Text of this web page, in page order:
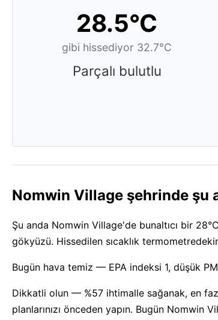
28.5°C
gibi hissediyor 32.7°C
Parçalı bulutlu
Nomwin Village şehrinde şu
Şu anda Nomwin Village'de bunaltıcı bir
gökyüzü. Hissedilen sıcaklık
Bugün hava temiz — EPA indeksi 1, düşük
Dikkatli olun — %57 ihtimalle sağanak, en
planlarınızı önceden yapın. Bugün Nomwin